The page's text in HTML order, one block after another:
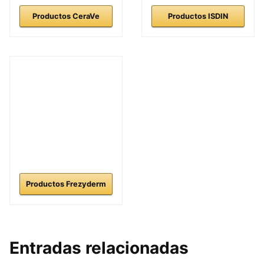
Productos CeraVe Productos ISDIN
Productos Frezyderm
Entradas relacionadas